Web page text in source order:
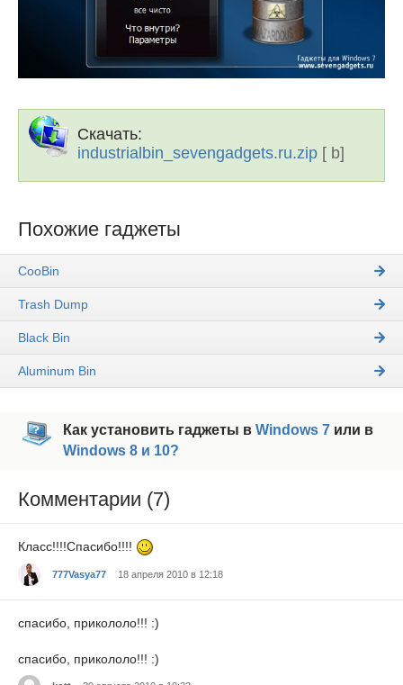
Скачать:
industrialbin_sevengadgets.ru.zip [ b]
Похожие гаджеты
CooBin
Trash Dump
Black Bin
Aluminum Bin
Как установить гаджеты в Windows 7 или в
Windows 8 и 10?
Комментарии (7)
Класс!!!!Спасибо!!!!
777Vasya77 18 апреля 2010 в 12:18
спасибо, прикололо!!! :)
спасибо, прикололо!!! :)